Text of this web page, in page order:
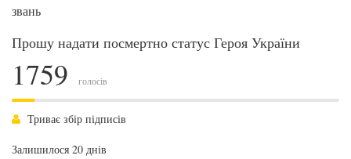
звань
Прошу надати посмертно статус Героя України
1759 голосів
Триває збір підписів
Залишилося 20 днів